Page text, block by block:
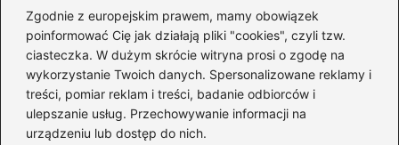
Zgodnie z europejskim prawem, mamy obowiązek
poinformować Cię jak działają pliki "cookies", czyli tzw.
ciasteczka. W dużym skrócie witryna prosi o zgodę na
wykorzystanie Twoich danych. Spersonalizowane reklamy i
treści, pomiar reklam i treści, badanie odbiorców i
ulepszanie usług. Przechowywanie informacji na
urządzeniu lub dostęp do nich.
Komentarz*